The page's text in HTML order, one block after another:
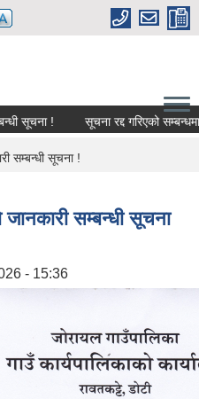
सूचना ! सूचना रद्द गरिएको सम्बन्धमा ।
सम्बन्धी सूचना !
सम्बन्धी सूचना
- 15:36